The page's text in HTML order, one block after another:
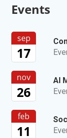
Events
sep
17
nov
26
AI
feb
11